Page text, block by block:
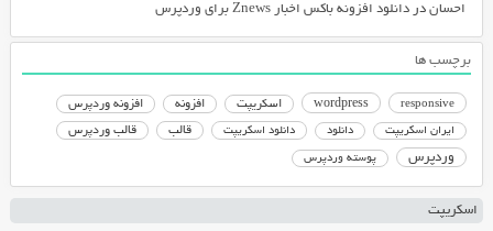
احساندر دانلود افزونه باکس اخبار Znews برای وردپرس
برچسب ها
responsive
wordpress اسکریپت افزونه افزونه وردپرس
ایران اسکریپت دانلود دانلود اسکریپت قالب قالب وردپرس
وردپرس پوسته وردپرس
اسکریپت